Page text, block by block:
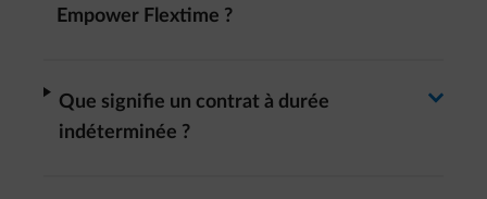
Empower Flextime ?
Que signifie un contrat à durée
indéterminée ?
arrow-right